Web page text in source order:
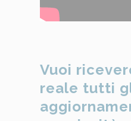
Vuoi
reale tutti